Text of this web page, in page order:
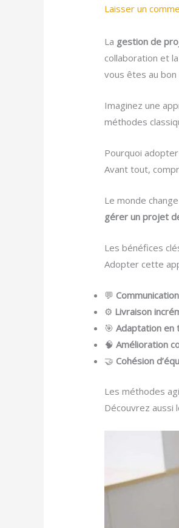
Laisser un
La gestion de
collaboration et
vous êtes au
Imaginez une
méthodes
Pourquoi
Avant tout,
Le monde
gérer un projet
Les bénéfices
Adopter cette
💬
⚙️ Livraison
🎯Adaptation en
🧠Amélioration
🤝Cohésion
Les méthodes
Découvrez aussi